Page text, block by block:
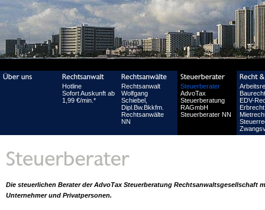
Hotline
Sofort Auskunft ab
1,99 €/min.*
Rechtsanwalt
Wolfgang
Schiebel,
Dipl.Bw.Bkkfm.
Rechtsanwälte
NN
Steuerberater
AdvoTax
Steuerberatung
RAGmbH
Steuerberater NN
Baurecht
EDV-
Erbrecht
Die steuerlichen Berater der AdvoTax Steuerberatung Rechtsanwaltsgesellschaft
Unternehmer und Privatpersonen.